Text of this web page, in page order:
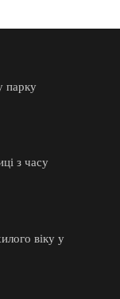
парку
з часу
віку у